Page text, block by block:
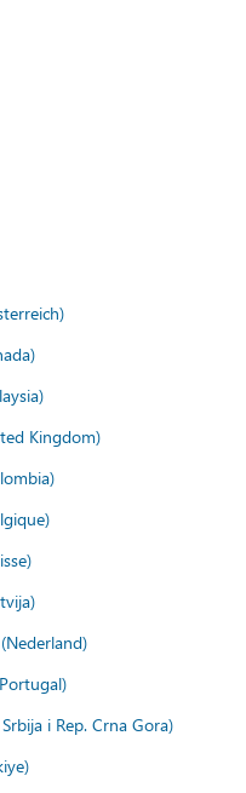
Kingdom)
i Rep. Crna Gora)